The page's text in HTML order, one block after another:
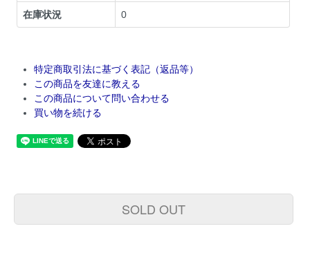
在庫状況 0
特定商取引法に基づく表記（返品等）
この商品を友達に教える
この商品について問い合わせる
買い物を続ける
SOLD OUT